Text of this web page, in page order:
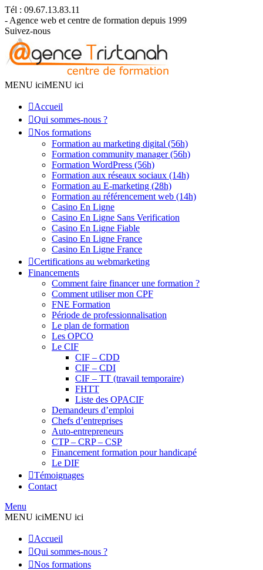
Tél : 09.67.13.83.11
- Agence web et centre de formation depuis 1999
Suivez-nous
MENU iciMENU ici
Accueil
Qui sommes-nous ?
Nos formations
Formation au marketing digital (56h)
Formation community manager (56h)
Formation WordPress (56h)
Formation aux réseaux sociaux (14h)
Formation au E-marketing (28h)
Formation au référencement web (14h)
Casino En Ligne
Casino En Ligne Sans Verification
Casino En Ligne Fiable
Casino En Ligne France
Casino En Ligne France
Certifications au webmarketing
Financements
Comment faire financer une formation ?
Comment utiliser mon CPF
FNE Formation
Période de professionnalisation
Le plan de formation
Les OPCO
Le CIF
CIF – CDD
CIF – CDI
CIF – TT (travail temporaire)
FHTT
Liste des OPACIF
Demandeurs d’emploi
Chefs d’entreprises
Auto-entrepreneurs
CTP – CRP – CSP
Financement formation pour handicapé
Le DIF
Témoignages
Contact
Menu
MENU iciMENU ici
Accueil
Qui sommes-nous ?
Nos formations